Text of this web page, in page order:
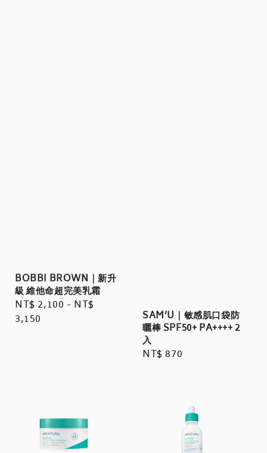
BOBBI BROWN｜新升
級 維他命超完美乳霜
Regular
price
NT$ 2,100 - NT$
3,150
SAM’U｜敏感肌口袋防
曬棒 SPF50+ PA++++ 2
入
Regular
NT$ 870